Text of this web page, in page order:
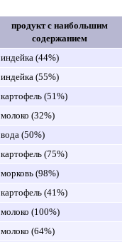
продукт с наибольшим
содержанием
индейка (44%)
индейка (55%)
картофель (51%)
молоко (32%)
вода (50%)
картофель (75%)
морковь (98%)
картофель (41%)
молоко (100%)
молоко (64%)